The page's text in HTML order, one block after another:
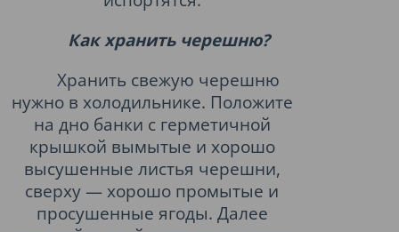
Как хранить черешню?
Хранить свежую черешню
нужно в холодильнике. Положите
на дно банки с герметичной
крышкой вымытые и хорошо
высушенные листья черешни,
сверху — хорошо промытые и
просушенные ягоды. Далее